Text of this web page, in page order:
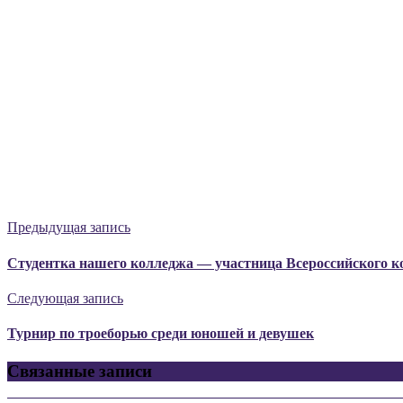
Предыдущая запись
Студентка нашего колледжа — участница Всероссийского
Следующая запись
Турнир по троеборью среди юношей и девушек
Связанные записи